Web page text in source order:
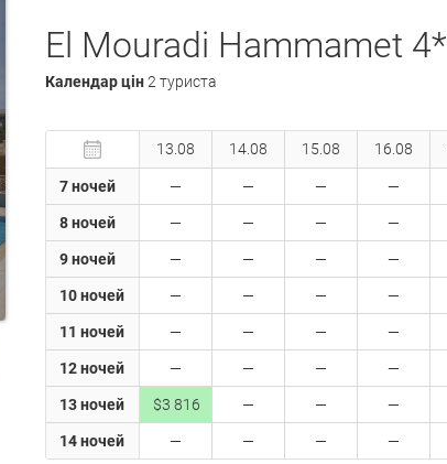
El Mouradi Hammamet 4*
Календар цін2 туриста
7 ночей
8 ночей
9 ночей
10 ночей
11 ночей
12 ночей
13 ночей
14 ночей
13.08 14.08 15.08 16.08
$3 816